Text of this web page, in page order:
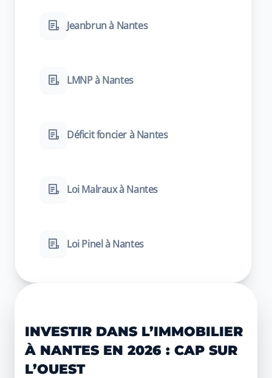
Jeanbrun à Nantes
LMNP à Nantes
Déficit foncier à Nantes
Loi Malraux à Nantes
Loi Pinel à Nantes
INVESTIR DANS L’IMMOBILIER
À NANTES EN 2026 : CAP SUR
L’OUEST